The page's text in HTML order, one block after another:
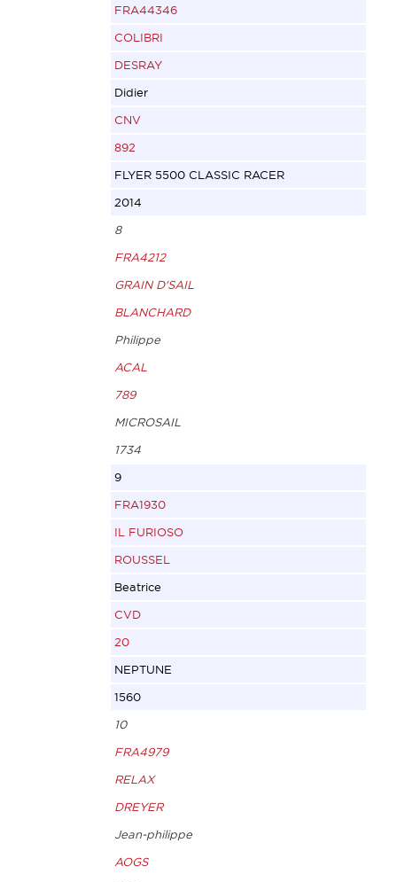
FRA44346
COLIBRI
DESRAY
Didier
CNV
892
FLYER 5500 CLASSIC RACER
2014
8
FRA4212
GRAIN D'SAIL
BLANCHARD
Philippe
ACAL
789
MICROSAIL
1734
9
FRA1930
IL FURIOSO
ROUSSEL
Beatrice
CVD
20
NEPTUNE
1560
10
FRA4979
RELAX
DREYER
Jean-philippe
AOGS